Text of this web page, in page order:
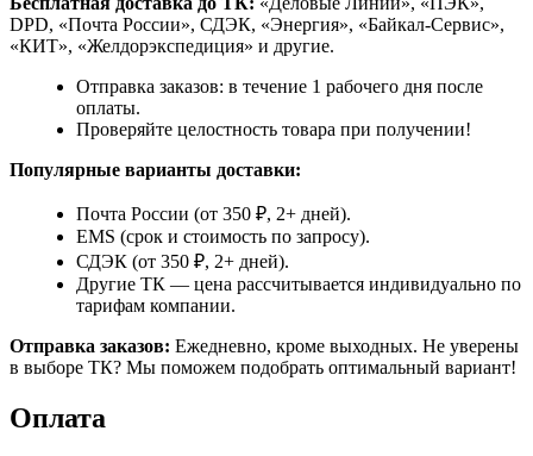
DPD, «Почта России», СДЭК, «Энергия», «Байкал-Сервис»,
«КИТ», «Желдорэкспедиция» и другие.
Отправка заказов: в течение 1 рабочего дня после
оплаты.
Проверяйте целостность товара при получении!
Популярные варианты доставки:
Почта России (от 350 ₽, 2+ дней).
EMS (срок и стоимость по запросу).
СДЭК (от 350 ₽, 2+ дней).
Другие ТК — цена рассчитывается индивидуально по
тарифам компании.
Отправка заказов: Ежедневно, кроме выходных. Не уверены
в выборе ТК? Мы поможем подобрать оптимальный вариант!
Оплата